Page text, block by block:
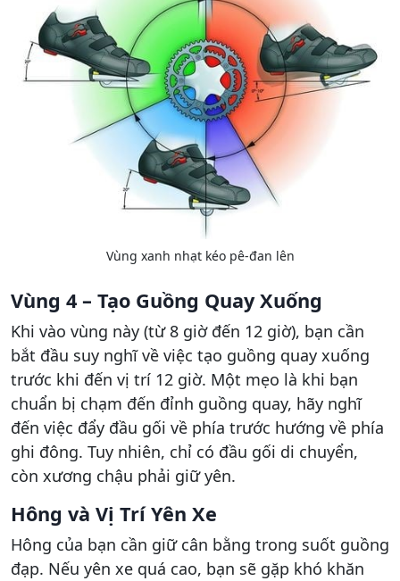
Vùng xanh nhạt kéo pê-đan lên
Vùng 4 – Tạo Guồng Quay Xuống
Khi vào vùng này (từ 8 giờ đến 12 giờ), bạn cần
bắt đầu suy nghĩ về việc tạo guồng quay xuống
trước khi đến vị trí 12 giờ. Một mẹo là khi bạn
chuẩn bị chạm đến đỉnh guồng quay, hãy nghĩ
đến việc đẩy đầu gối về phía trước hướng về phía
ghi đông. Tuy nhiên, chỉ có đầu gối di chuyển,
còn xương chậu phải giữ yên.
Hông và Vị Trí Yên Xe
Hông của bạn cần giữ cân bằng trong suốt guồng
đạp. Nếu yên xe quá cao, bạn sẽ gặp khó khăn